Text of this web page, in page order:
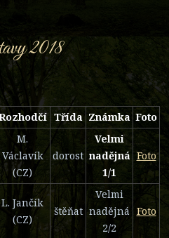
2018
Třída Známka Foto
M.
Václavík
(CZ)
dorost
Velmi
nadějná
1/1
Foto
L. Jančík
(CZ)
štěňat
Velmi
nadějná
2/2
Foto